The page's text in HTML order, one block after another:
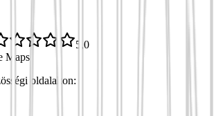
5,0
Maps
oldalakon: